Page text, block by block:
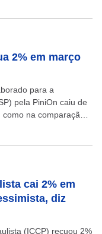
2% em março
para a
pela PiniOn caiu de
na comparação
cai 2% em
diz
(ICCP) recuou 2%